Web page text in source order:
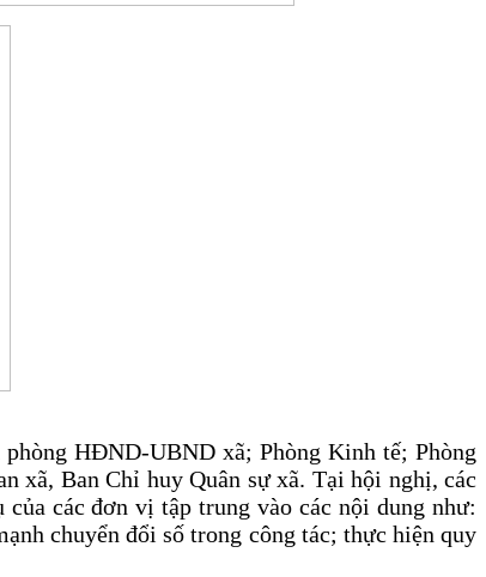
HĐND-UBND xã; Phòng Kinh tế; Phòng
xã, Ban Chỉ huy Quân sự xã. Tại hội nghị, các
các đơn vị tập trung vào các nội dung như:
chuyển đổi số trong công tác; thực hiện quy